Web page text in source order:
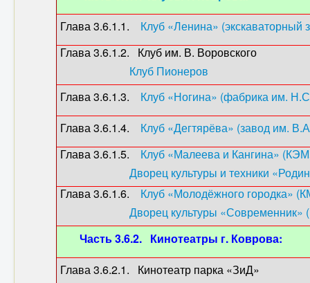
Глава 3.6.1.1. Клуб «Ленина» (экскаваторный
Глава 3.6.1.2. Клуб им. В.
Клуб Пионеров
Глава 3.6.1.3. Клуб «Ногина» (фабрика им.
Глава 3.6.1.4. Клуб «Дегтярёва» (завод им.
Глава 3.6.1.5. Клуб «Малеева и Кангина»
Дворец культуры и техники
Глава 3.6.1.6. Клуб «Молодёжного городка»
Дворец культуры «Современник»
Часть 3.6.2. Кинотеатры г. Коврова:
Глава 3.6.2.1. Кинотеатр парка